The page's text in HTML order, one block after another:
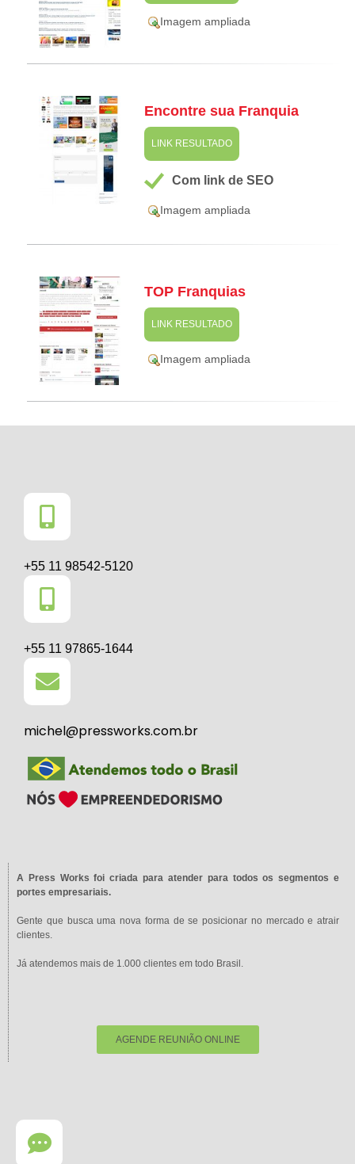
Imagem ampliada
Encontre sua Franquia
LINK RESULTADO
Com link de SEO
Imagem ampliada
TOP Franquias
LINK RESULTADO
Imagem ampliada
+55 11 98542-5120
+55 11 97865-1644
michel@pressworks.com.br
A Press Works foi criada para atender para todos os segmentos e
portes empresariais.
Gente que busca uma nova forma de se posicionar no mercado e atrair
clientes.
Já atendemos mais de 1.000 clientes em todo Brasil.
AGENDE REUNIÃO ONLINE